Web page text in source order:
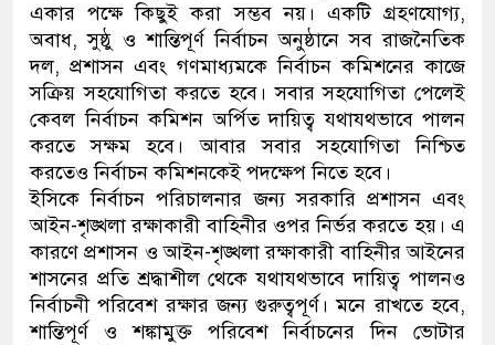
একার পক্ষে কিছুই করা সম্ভব নয়। একটি গ্রহণযোগ্য,
অবাধ, সুষ্ঠু ও শান্তিপূর্ণ নির্বাচন অনুষ্ঠানে সব রাজনৈতিক
দল, প্রশাসন এবং গণমাধ্যমকে নির্বাচন কমিশনের কাজে
সক্রিয় সহযোগিতা করতে হবে। সবার সহযোগিতা পেলেই
কেবল নির্বাচন কমিশন অর্পিত দায়িত্ব যথাযথভাবে পালন
করতে সক্ষম হবে। আবার সবার সহযোগিতা নিশ্চিত
করতেও নির্বাচন কমিশনকেই পদক্ষেপ নিতে হবে।
ইসিকে নির্বাচন পরিচালনার জন্য সরকারি প্রশাসন এবং
আইন-শৃঙ্খলা রক্ষাকারী বাহিনীর ওপর নির্ভর করতে হয়। এ
কারণে প্রশাসন ও আইন-শৃঙ্খলা রক্ষাকারী বাহিনীর আইনের
শাসনের প্রতি শ্রদ্ধাশীল থেকে যথাযথভাবে দায়িত্ব পালনও
নির্বাচনী পরিবেশ রক্ষার জন্য গুরুত্বপূর্ণ। মনে রাখতে হবে,
শান্তিপূর্ণ ও শঙ্কামুক্ত পরিবেশ নির্বাচনের দিন ভোটার